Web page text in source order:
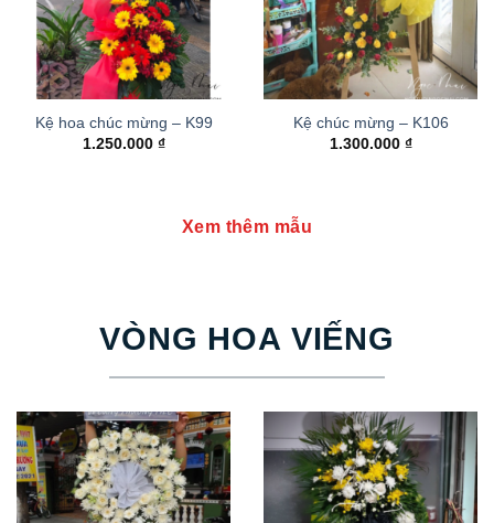
Kệ hoa chúc mừng – K99
1.250.000 ₫
Kệ chúc mừng – K106
1.300.000 ₫
Xem thêm mẫu
VÒNG HOA VIẾNG